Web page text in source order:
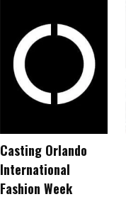
Casting Orlando
International
Fashion Week